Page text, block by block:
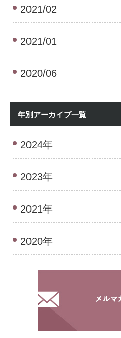
2021/02
2021/01
2020/06
年別アーカイブ一覧
2024年
2023年
2021年
2020年